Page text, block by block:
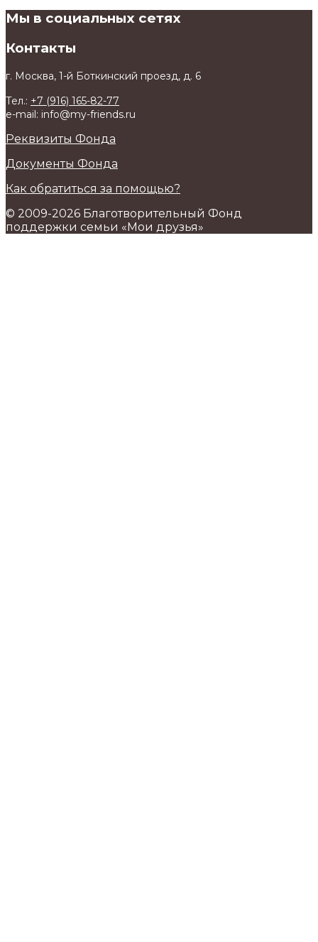
Мы в социальных сетях
Контакты
г. Москва, 1-й Боткинский проезд, д. 6
Тел.: +7 (916) 165-82-77
e-mail: info@my-friends.ru
Реквизиты Фонда
Документы Фонда
Как обратиться за помощью?
© 2009-2026 Благотворительный Фонд
поддержки семьи «Мои друзья»